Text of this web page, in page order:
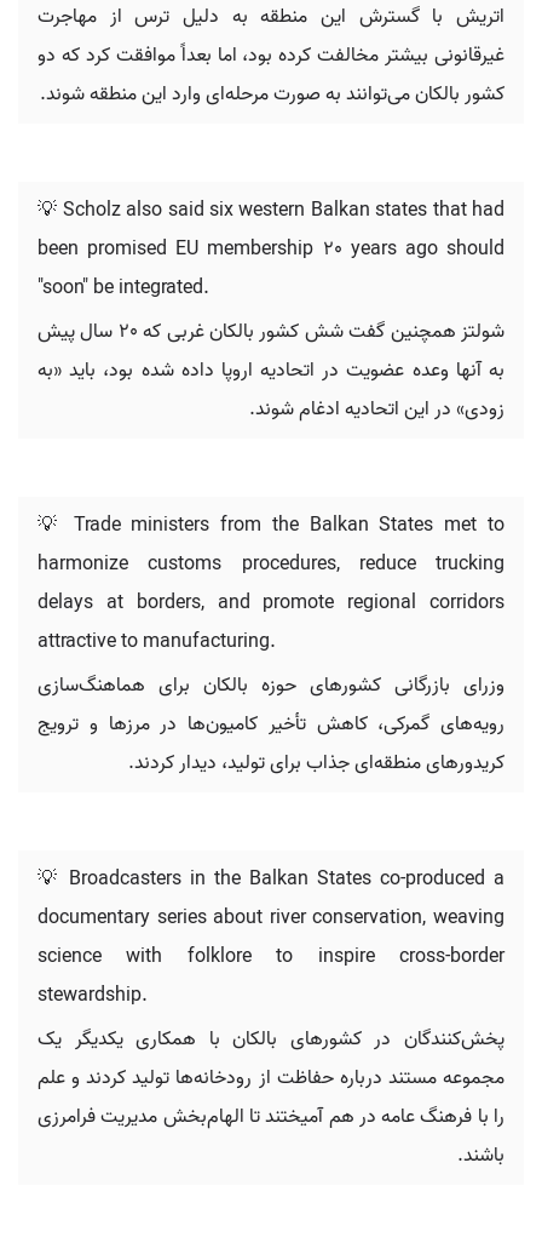
اتریش با گسترش این منطقه به دلیل ترس از مهاجرت
غیرقانونی بیشتر مخالفت کرده بود، اما بعداً موافقت کرد که دو
کشور بالکان می‌توانند به صورت مرحله‌ای وارد این منطقه شوند.
💡 Scholz also said six western Balkan states that had
been promised EU membership 20 years ago should
"soon" be integrated.
شولتز همچنین گفت شش کشور بالکان غربی که 20 سال پیش
به آنها وعده عضویت در اتحادیه اروپا داده شده بود، باید «به
زودی» در این اتحادیه ادغام شوند.
💡 Trade ministers from the Balkan States met to
harmonize customs procedures, reduce trucking
delays at borders, and promote regional corridors
attractive to manufacturing.
وزرای بازرگانی کشورهای حوزه بالکان برای هماهنگ‌سازی
رویه‌های گمرکی، کاهش تأخیر کامیون‌ها در مرزها و ترویج
کریدورهای منطقه‌ای جذاب برای تولید، دیدار کردند.
💡 Broadcasters in the Balkan States co-produced a
documentary series about river conservation, weaving
science with folklore to inspire cross-border
stewardship.
پخش‌کنندگان در کشورهای بالکان با همکاری یکدیگر یک
مجموعه مستند درباره حفاظت از رودخانه‌ها تولید کردند و علم
را با فرهنگ عامه در هم آمیختند تا الهام‌بخش مدیریت فرامرزی
باشند.